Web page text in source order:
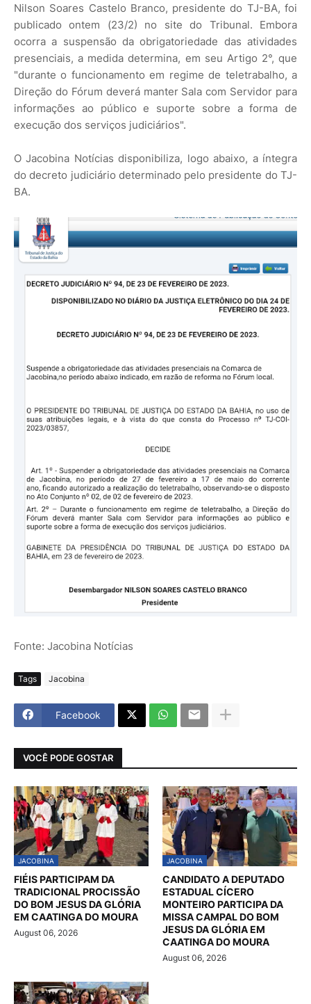
Nilson Soares Castelo Branco, presidente do TJ-BA, foi
publicado ontem (23/2) no site do Tribunal. Embora
ocorra a suspensão da obrigatoriedade das atividades
presenciais, a medida determina, em seu Artigo 2°, que
"durante o funcionamento em regime de teletrabalho, a
Direção do Fórum deverá manter Sala com Servidor para
informações ao público e suporte sobre a forma de
execução dos serviços judiciários".
O Jacobina Notícias disponibiliza, logo abaixo, a íntegra
do decreto judiciário determinado pelo presidente do TJ-
BA.
Fonte: Jacobina Notícias
Tags Jacobina
Facebook
VOCÊ PODE GOSTAR
JACOBINA
FIÉIS PARTICIPAM DA
TRADICIONAL PROCISSÃO
DO BOM JESUS DA GLÓRIA
EM CAATINGA DO MOURA
August 06, 2026
JACOBINA
CANDIDATO A DEPUTADO
ESTADUAL CÍCERO
MONTEIRO PARTICIPA DA
MISSA CAMPAL DO BOM
JESUS DA GLÓRIA EM
CAATINGA DO MOURA
August 06, 2026